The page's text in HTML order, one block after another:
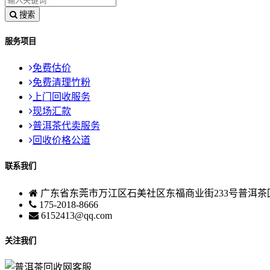
搜索
服务项目
免费估价
免费清理竹粉
上门回收服务
现场汇款
普洱茶代卖服务
回收价格公道
联系我们
广东省东莞市万江区石美社区东福商业街233号普洱茶
175-2018-8666
6152413@qq.com
关注我们